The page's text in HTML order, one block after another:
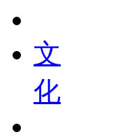
文
化